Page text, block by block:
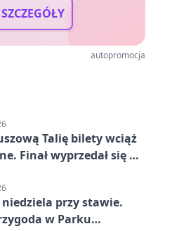
autopromocja
Talię bilety wciąż
Finał wyprzedał się w
przy stawie.
w Parku